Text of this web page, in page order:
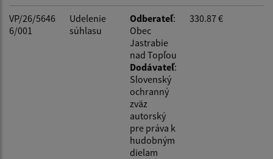
VP/26/5646
6/001
Udelenie
súhlasu
Odberateľ:
Obec
Jastrabie
nad Topľou
Dodávateľ:
Slovenský
ochranný
zväz
autorský
pre práva k
hudobným
dielam
330.87 €